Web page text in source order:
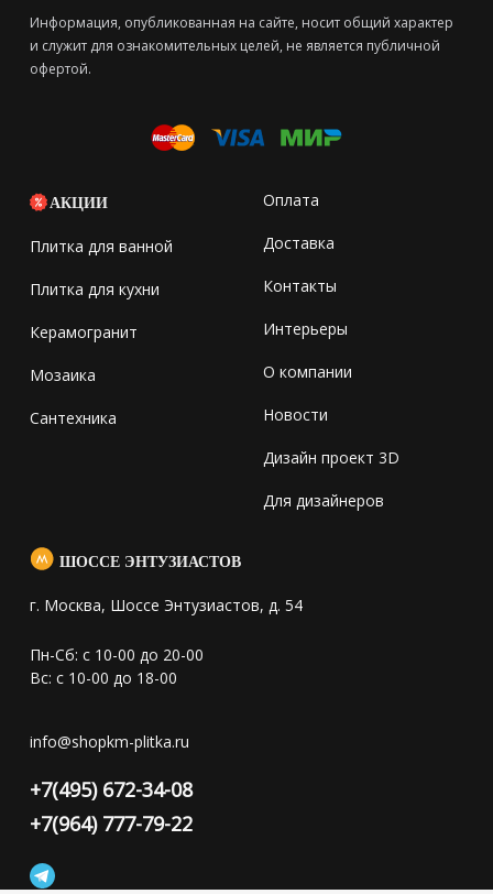
Информация, опубликованная на сайте, носит общий характер
и служит для ознакомительных целей, не является публичной
офертой.
АКЦИИ
Плитка для ванной
Плитка для кухни
Керамогранит
Мозаика
Сантехника
Оплата
Доставка
Контакты
Интерьеры
О компании
Новости
Дизайн проект 3D
Для дизайнеров
ШОССЕ ЭНТУЗИАСТОВ
г. Москва, Шоссе Энтузиастов, д. 54
Пн-Сб: с 10-00 до 20-00
Вс: с 10-00 до 18-00
info@shopkm-plitka.ru
+7(495) 672-34-08
+7(964) 777-79-22